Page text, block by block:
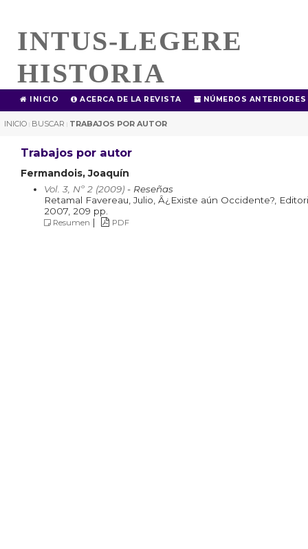
INTUS-LEGERE
HISTORIA
INICIO ACERCA DE LA REVISTA NÚMEROS ANTERIORES
INICIO | BUSCAR | TRABAJOS POR AUTOR
Trabajos por autor
Fermandois, Joaquín
Vol. 3, Nº 2 (2009)- Reseñas
Retamal Favereau, Julio, Â¿Existe aún Occidente?,
2007, 209 pp.
Resumen | PDF